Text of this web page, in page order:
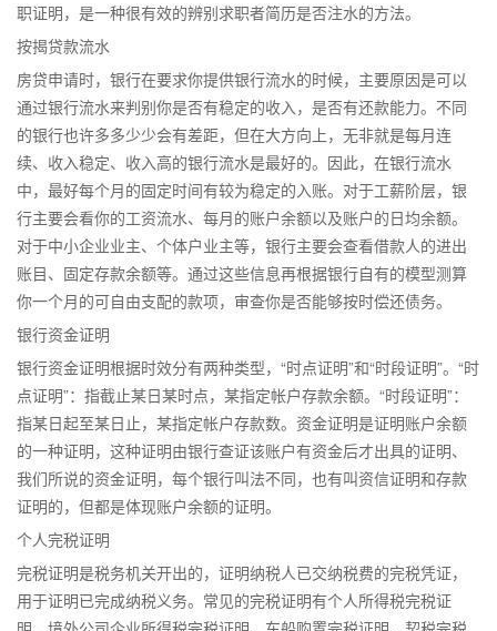
职证明，是一种很有效的辨别求职者简历是否注水的方法。
按揭贷款流水
房贷申请时，银行在要求你提供银行流水的时候，主要原因是可以
通过银行流水来判别你是否有稳定的收入，是否有还款能力。不同
的银行也许多多少少会有差距，但在大方向上，无非就是每月连
续、收入稳定、收入高的银行流水是最好的。因此，在银行流水
中，最好每个月的固定时间有较为稳定的入账。对于工薪阶层，银
行主要会看你的工资流水、每月的账户余额以及账户的日均余额。
对于中小企业业主、个体户业主等，银行主要会查看借款人的进出
账目、固定存款余额等。通过这些信息再根据银行自有的模型测算
你一个月的可自由支配的款项，审查你是否能够按时偿还债务。
银行资金证明
银行资金证明根据时效分有两种类型，“时点证明”和“时段证明”。“时
点证明”：指截止某日某时点，某指定帐户存款余额。“时段证明”：
指某日起至某日止，某指定帐户存款数。资金证明是证明账户余额
的一种证明，这种证明由银行查证该账户有资金后才出具的证明、
我们所说的资金证明，每个银行叫法不同，也有叫资信证明和存款
证明的，但都是体现账户余额的证明。
个人完税证明
完税证明是税务机关开出的，证明纳税人已交纳税费的完税凭证，
用于证明已完成纳税义务。常见的完税证明有个人所得税完税证